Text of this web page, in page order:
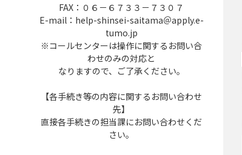
FAX：０６－６７３３－７３０７
E-mail：help-shinsei-saitama＠apply.e-
tumo.jp
※コールセンターは操作に関するお問い合
わせのみの対応と
なりますので、ご了承ください。
【各手続き等の内容に関するお問い合わせ
先】
直接各手続きの担当課にお問い合わせくだ
さい。